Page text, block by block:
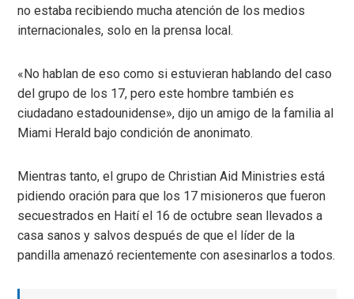
no estaba recibiendo mucha atención de los medios
internacionales, solo en la prensa local.
«No hablan de eso como si estuvieran hablando del caso
del grupo de los 17, pero este hombre también es
ciudadano estadounidense», dijo un amigo de la familia al
Miami Herald bajo condición de anonimato.
Mientras tanto, el grupo de Christian Aid Ministries está
pidiendo oración para que los 17 misioneros que fueron
secuestrados en Haití el 16 de octubre sean llevados a
casa sanos y salvos después de que el líder de la
pandilla amenazó recientemente con asesinarlos a todos.